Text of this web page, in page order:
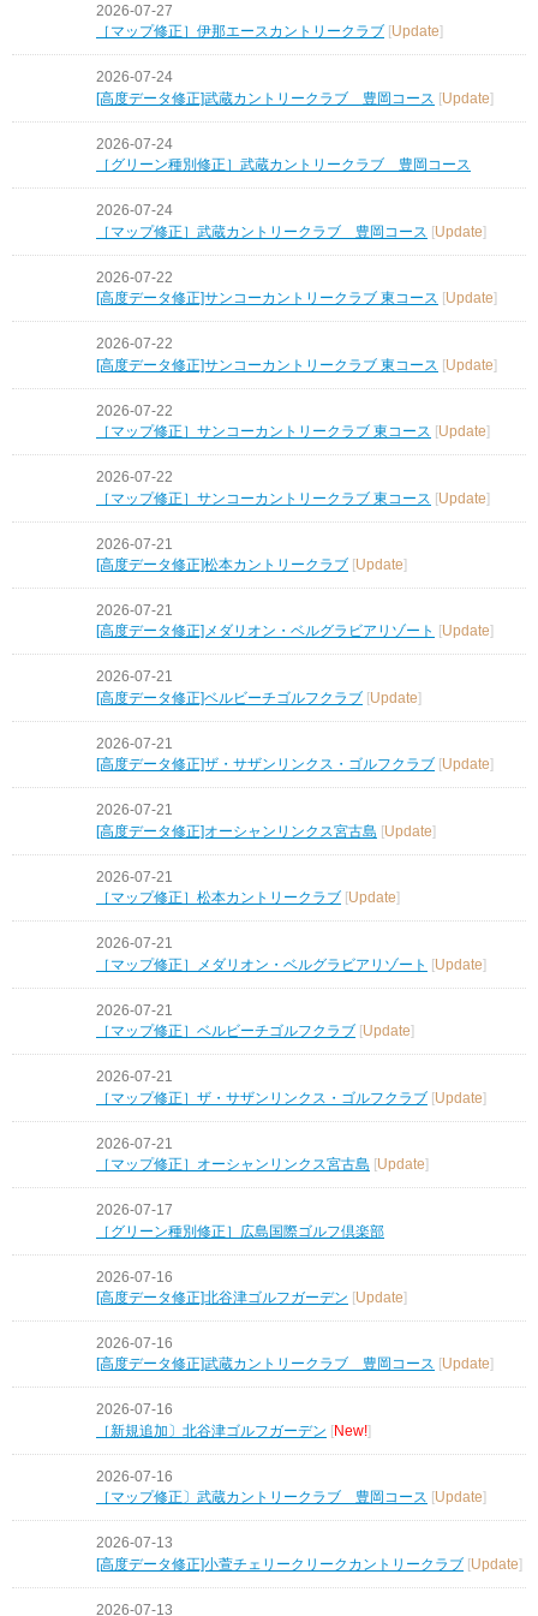
2026-07-27
［マップ修正］伊那エースカントリークラブ
Update
2026-07-24
[高度データ修正]武蔵カントリークラブ 豊岡コース [Update]
2026-07-24
［グリーン種別修正］武蔵カントリークラブ 豊岡コース
2026-07-24
［マップ修正］武蔵カントリークラブ 豊岡コース [Update]
2026-07-22
[高度データ修正]サンコーカントリークラブ 東コース [Update]
2026-07-22
[高度データ修正]サンコーカントリークラブ 東コース [Update]
2026-07-22
［マップ修正］サンコーカントリークラブ 東コース [Update]
2026-07-22
［マップ修正］サンコーカントリークラブ 東コース [Update]
2026-07-21
[高度データ修正]松本カントリークラブ [Update]
2026-07-21
[高度データ修正]メダリオン・ベルグラビアリゾート
Update
2026-07-21
[高度データ修正]ベルビーチゴルフクラブ [Update]
2026-07-21
[高度データ修正]ザ・サザンリンクス・ゴルフクラブ
Update
2026-07-21
[高度データ修正]オーシャンリンクス宮古島 [Update]
2026-07-21
［マップ修正］松本カントリークラブ
Update
2026-07-21
［マップ修正］メダリオン・ベルグラビアリゾート
[Update]
2026-07-21
［マップ修正］ベルビーチゴルフクラブ [Update]
2026-07-21
［マップ修正］ザ・サザンリンクス・ゴルフクラブ [Update]
2026-07-21
［マップ修正］オーシャンリンクス宮古島 [Update]
2026-07-17
［グリーン種別修正］広島国際ゴルフ倶楽部
2026-07-16
[高度データ修正]北谷津ゴルフガーデン [Update]
2026-07-16
[高度データ修正]武蔵カントリークラブ 豊岡コース
Update
2026-07-16
［新規追加〕北谷津ゴルフガーデン [New!]
2026-07-16
［マップ修正〕武蔵カントリークラブ 豊岡コース
Update
2026-07-13
[高度データ修正]小萱チェリークリークカントリークラブ [Update]
2026-07-13